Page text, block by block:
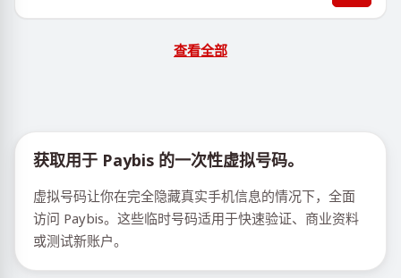
查看全部
获取用于 Paybis 的一次性虚拟号码。
虚拟号码让你在完全隐藏真实手机信息的情况下，全面
访问 Paybis。这些临时号码适用于快速验证、商业资料
或测试新账户。